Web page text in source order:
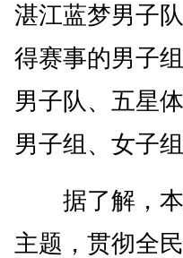
湛江蓝梦男子
得赛事的男子
男子队、五星
男子组、女子组
据了解，本
主题，贯彻全